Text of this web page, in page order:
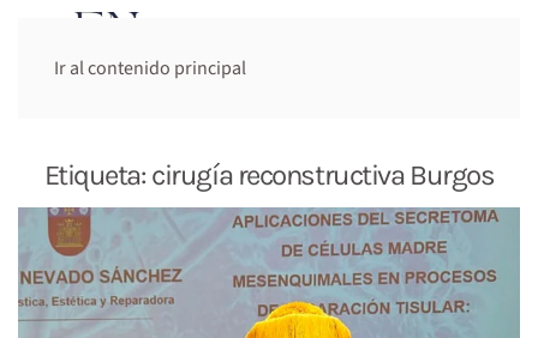
Ir al contenido principal
Etiqueta: cirugía reconstructiva Burgos